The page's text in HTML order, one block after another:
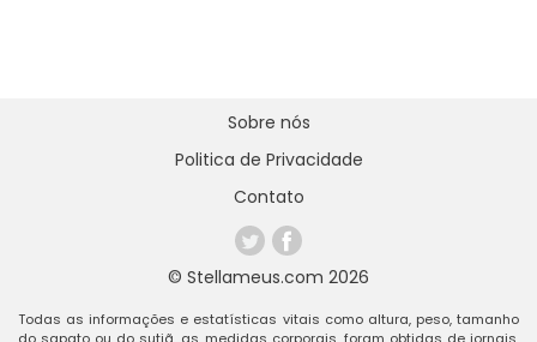
© Stellameus.com 2026
Sobre nós
Politica de Privacidade
Contato
Todas as informações e estatísticas vitais como altura, peso, tamanho